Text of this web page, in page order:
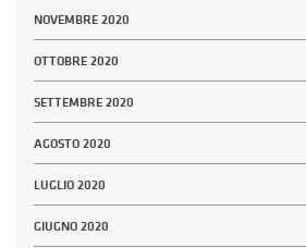
NOVEMBRE 2020
OTTOBRE 2020
SETTEMBRE 2020
AGOSTO 2020
LUGLIO 2020
GIUGNO 2020